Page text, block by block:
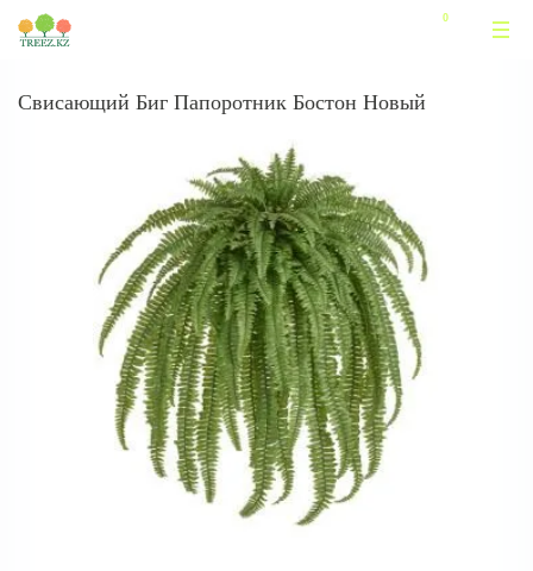
Свисающий Биг Папоротник Бостон Новый